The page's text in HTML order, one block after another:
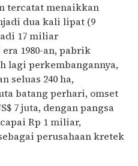
tercatat menaikkan
dua kali lipat (9
17 miliar
1980-an, pabrik
lagi perkembangannya,
seluas 240 ha,
batang perhari, omset
7 juta, dengan pangsa
Rp 1 miliar,
perusahaan kretek